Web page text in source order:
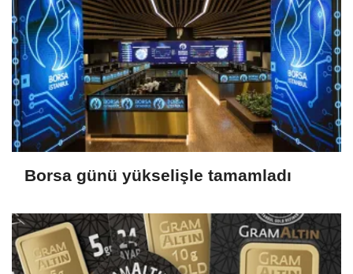
Borsa günü yükselişle tamamladı